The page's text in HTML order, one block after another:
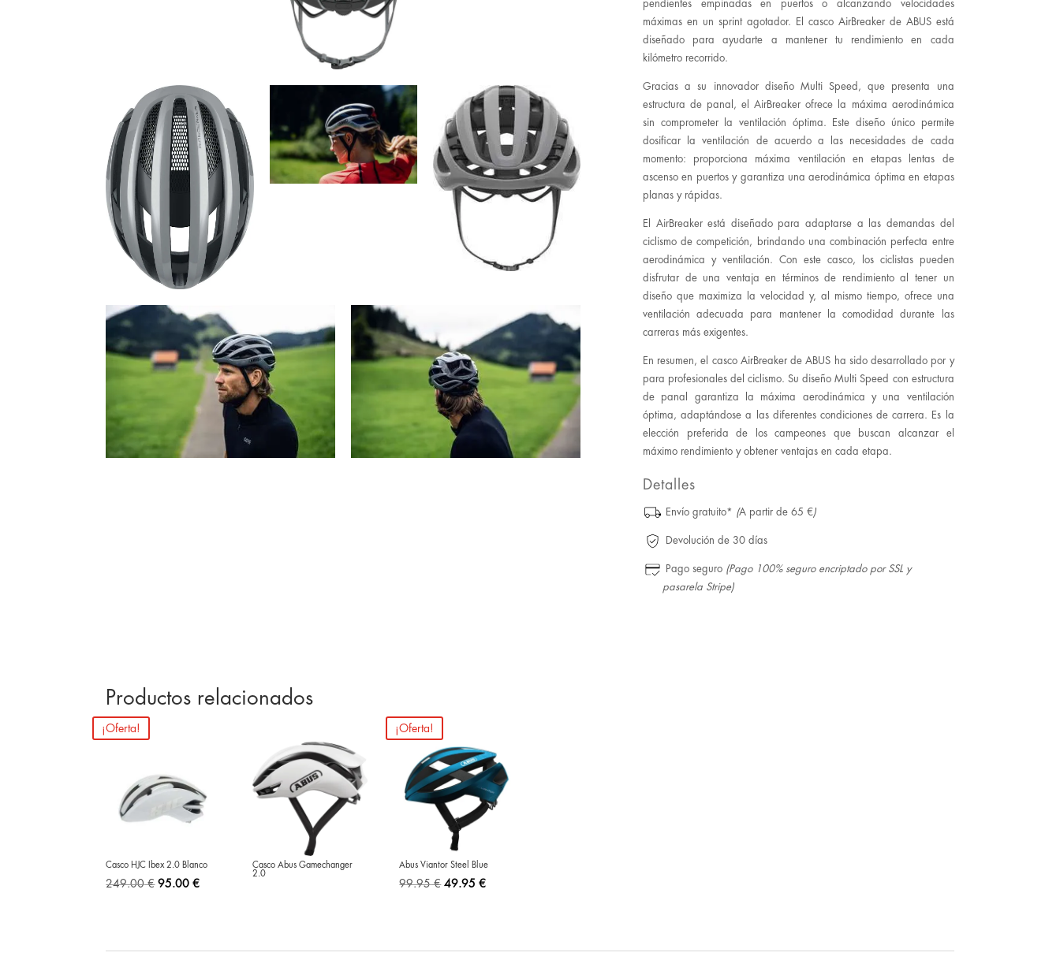
pendientes empinadas en puertos o alcanzando velocidades
máximas en un sprint agotador. El casco AirBreaker de ABUS está
diseñado para ayudarte a mantener tu rendimiento en cada
kilómetro recorrido.
Gracias a su innovador diseño Multi Speed, que presenta una
estructura de panal, el AirBreaker ofrece la máxima aerodinámica
sin comprometer la ventilación óptima. Este diseño único permite
dosificar la ventilación de acuerdo a las necesidades de cada
momento: proporciona máxima ventilación en etapas lentas de
ascenso en puertos y garantiza una aerodinámica óptima en etapas
planas y rápidas.
El AirBreaker está diseñado para adaptarse a las demandas del
ciclismo de competición, brindando una combinación perfecta entre
aerodinámica y ventilación. Con este casco, los ciclistas pueden
disfrutar de una ventaja en términos de rendimiento al tener un
diseño que maximiza la velocidad y, al mismo tiempo, ofrece una
ventilación adecuada para mantener la comodidad durante las
carreras más exigentes.
En resumen, el casco AirBreaker de ABUS ha sido desarrollado por y
para profesionales del ciclismo. Su diseño Multi Speed con estructura
de panal garantiza la máxima aerodinámica y una ventilación
óptima, adaptándose a las diferentes condiciones de carrera. Es la
elección preferida de los campeones que buscan alcanzar el
máximo rendimiento y obtener ventajas en cada etapa.
Detalles
Envío gratuito* (A partir de 65 €)
Devolución de 30 días
Pago seguro (Pago 100% seguro encriptado por SSL y
pasarela Stripe)
Productos relacionados
¡Oferta!
Casco HJC Ibex 2.0 Blanco
249.00 € El
95.00 €El
Casco Abus Gamechanger
2.0
¡Oferta!
Abus Viantor Steel Blue
99.95 € El
49.95 €El